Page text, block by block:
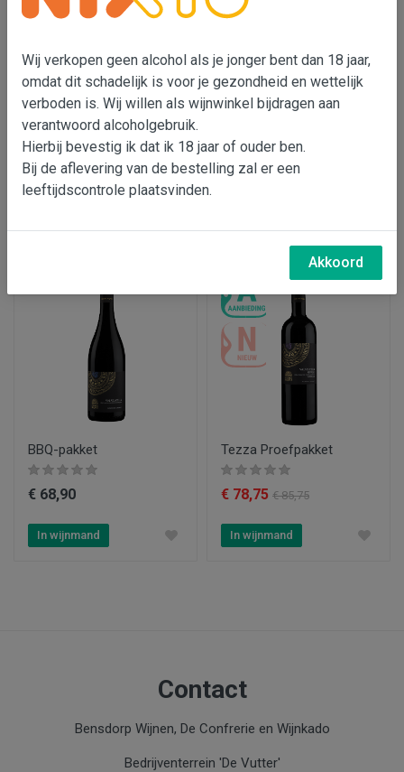
Tezza Ripasso della
Valpolicella Superiore
€ 16,95
Valpolicella
€ 27,75
BBQ-pakket
€ 68,90
In wijnmand
Tezza Proefpakket
€ 78,75 € 85,75
In wijnmand
Contact
Bensdorp Wijnen, De Confrerie en Wijnkado
Bedrijventerrein 'De Vutter'
Wij verkopen geen alcohol als je jonger bent dan 18 jaar,
omdat dit schadelijk is voor je gezondheid en wettelijk
verboden is. Wij willen als wijnwinkel bijdragen aan
verantwoord alcoholgebruik.
Hierbij bevestig ik dat ik 18 jaar of ouder ben.
Bij de aflevering van de bestelling zal er een
leeftijdscontrole plaatsvinden.
Akkoord